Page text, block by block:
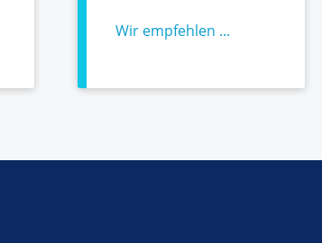
Wir empfehlen ...